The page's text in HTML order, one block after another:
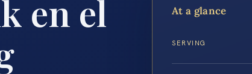
en el
At a glance
SERVING